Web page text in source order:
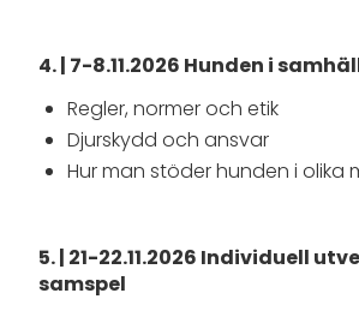
4. | 7-8.11.2026 Hunden i
Regler, normer och etik
Djurskydd och ansvar
Hur man stöder hunden i olika
5. | 21-22.11.2026 Individuell
samspel